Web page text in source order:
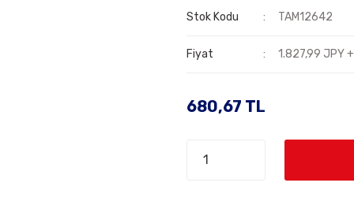
Stok Kodu TAM12642
Fiyat 1.827,99 JPY
680,67 TL